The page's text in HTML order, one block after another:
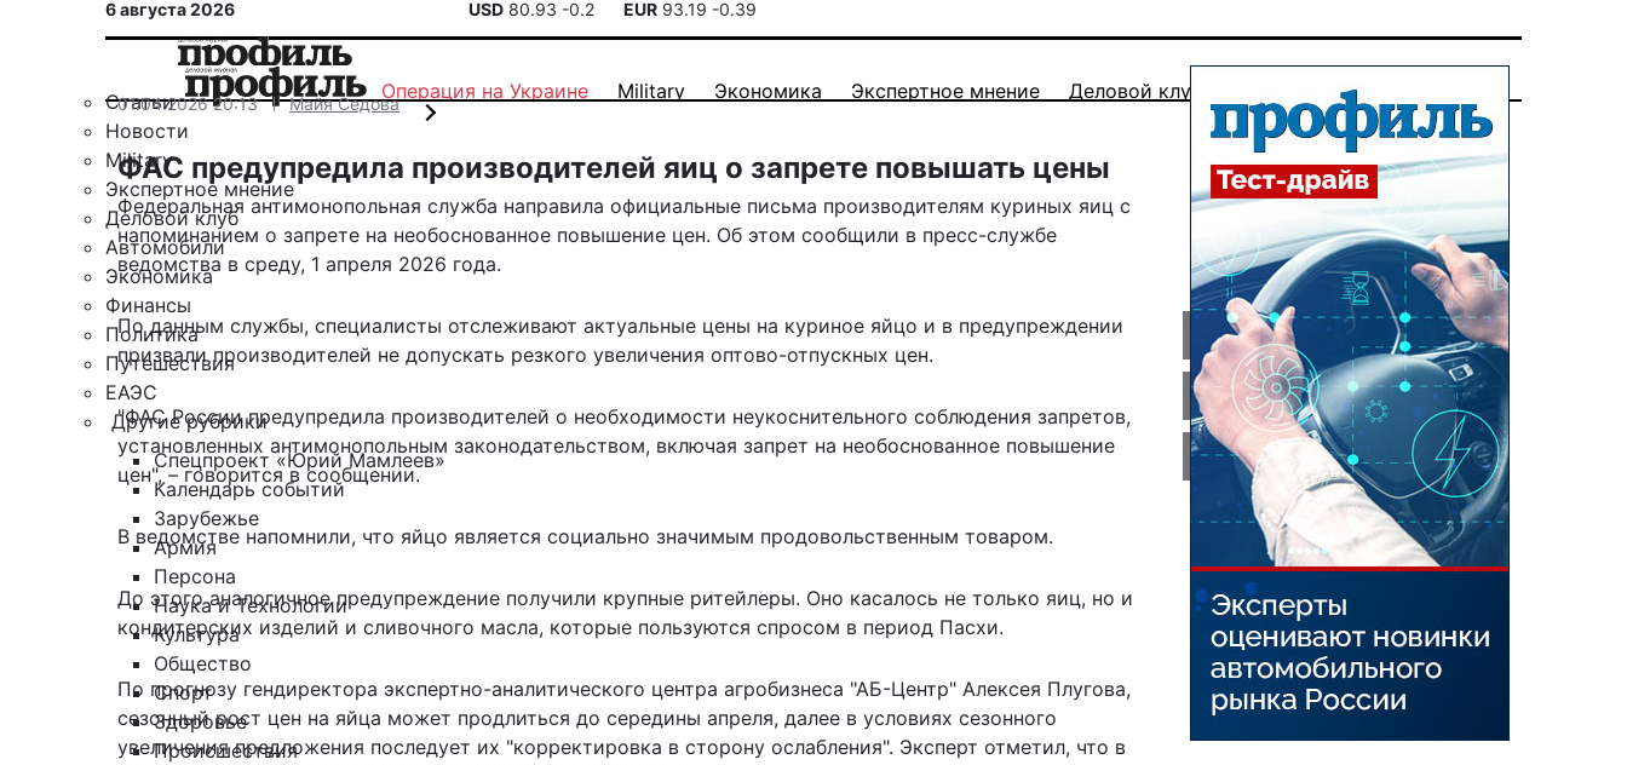
6 августа 2026 USD 80.93 -0.2 EUR 93.19 -0.39
Статьи
Новости
Military
Экспертное мнение
Деловой клуб
Автомобили
Экономика
Финансы
Политика
Путешествия
ЕАЭС
Другие рубрики
Спецпроект «Юрий Мамлеев»
Календарь событий
Зарубежье
Армия
Персона
Наука и Технологии
Культура
Общество
Спорт
Здоровье
Происшествия
Операция на Украине Military Экономика Экспертное мнение Деловой клуб
01.04.2026 20:13 Майя Седова
ФАС предупредила производителей яиц о запрете повышать цены
Федеральная антимонопольная служба направила официальные письма производителям куриных яиц с
напоминанием о запрете на необоснованное повышение цен. Об этом сообщили в пресс-службе
ведомства в среду, 1 апреля 2026 года.
По данным службы, специалисты отслеживают актуальные цены на куриное яйцо и в предупреждении
призвали производителей не допускать резкого увеличения оптово-отпускных цен.
"ФАС России предупредила производителей о необходимости неукоснительного соблюдения запретов,
установленных антимонопольным законодательством, включая запрет на необоснованное повышение
цен", – говорится в сообщении.
В ведомстве напомнили, что яйцо является социально значимым продовольственным товаром.
До этого аналогичное предупреждение получили крупные ритейлеры. Оно касалось не только яиц, но и
кондитерских изделий и сливочного масла, которые пользуются спросом в период Пасхи.
По прогнозу гендиректора экспертно-аналитического центра агробизнеса "АБ-Центр" Алексея Плугова,
сезонный рост цен на яйца может продлиться до середины апреля, далее в условиях сезонного
увеличения предложения последует их "корректировка в сторону ослабления". Эксперт отметил, что в